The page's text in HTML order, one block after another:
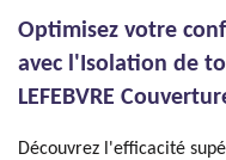
Optimisez votre
avec l'Isolation de
LEFEBVRE
Découvrez l'efficacité